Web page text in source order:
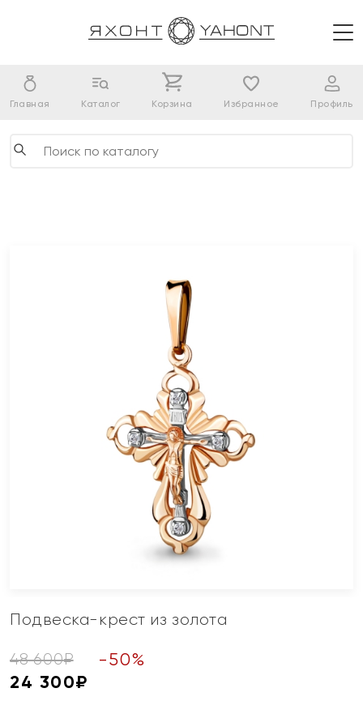
Главная Каталог Корзина Избранное Профиль
Подвеска-крест из золота
48 600₽ -50%
24 300₽